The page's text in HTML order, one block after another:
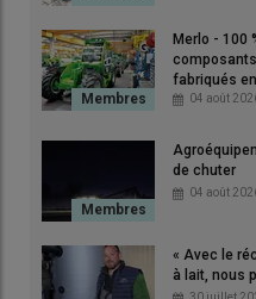
[Mis à jour le 3 août à 15h45]
Pour alimenter leurs
chargeurs,
utiliserdu gazole non-routier
Lire aussi :
tarif réduit dès le
l’attestation ?
Merlo - 100
fabriqués
04 août
de chuter
04 août
« Avec le
à lait, nous